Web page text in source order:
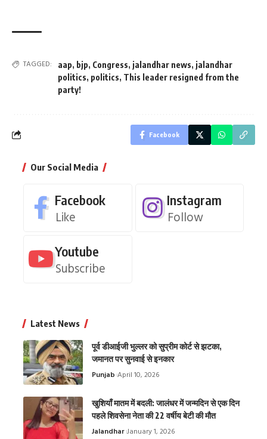
TAGGED: aap, bjp, Congress, jalandhar news, jalandhar
politics, politics, This leader resigned from the
party!
Facebook
Our Social Media
Facebook
Like
Instagram
Follow
Youtube
Subscribe
Latest News
पूर्व डीआईजी भुल्लर को सुप्रीम कोर्ट से झटका,
जमानत पर सुनवाई से इनकार
Punjab April 10, 2026
खुशियाँ मातम में बदली: जालंधर में जन्मदिन से एक दिन
पहले शिवसेना नेता की 22 वर्षीय बेटी की मौत
Jalandhar January 1, 2026